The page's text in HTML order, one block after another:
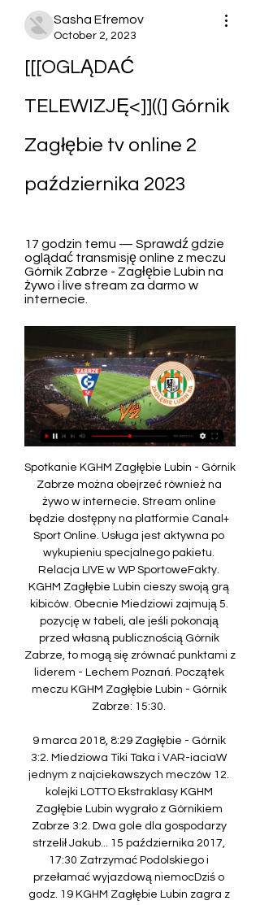
Sasha Efremov
October 2, 2023
[[[OGLĄDAĆ
TELEWIZJĘ<]]((] Górnik
Zagłębie tv online 2
października 2023
17 godzin temu — Sprawdź gdzie
oglądać transmisję online z meczu
Górnik Zabrze - Zagłębie Lubin na
żywo i live stream za darmo w
internecie.
Spotkanie KGHM Zagłębie Lubin - Górnik
Zabrze można obejrzeć również na
żywo w internecie. Stream online
będzie dostępny na platformie Canal+
Sport Online. Usługa jest aktywna po
wykupieniu specjalnego pakietu.
Relacja LIVE w WP SportoweFakty.
KGHM Zagłębie Lubin cieszy swoją grą
kibiców. Obecnie Miedziowi zajmują 5.
pozycję w tabeli, ale jeśli pokonają
przed własną publicznością Górnik
Zabrze, to mogą się zrównać punktami z
liderem - Lechem Poznań. Początek
meczu KGHM Zagłębie Lubin - Górnik
Zabrze: 15:30.
9 marca 2018, 8:29 Zagłębie - Górnik
3:2. Miedziowa Tiki Taka i VAR-iaciaW
jednym z najciekawszych meczów 12.
kolejki LOTTO Ekstraklasy KGHM
Zagłębie Lubin wygrało z Górnikiem
Zabrze 3:2. Dwa gole dla gospodarzy
strzelił Jakub... 15 października 2017,
17:30 Zatrzymać Podolskiego i
przełamać wyjazdową niemocDziś o
godz. 19 KGHM Zagłębie Lubin zagra z